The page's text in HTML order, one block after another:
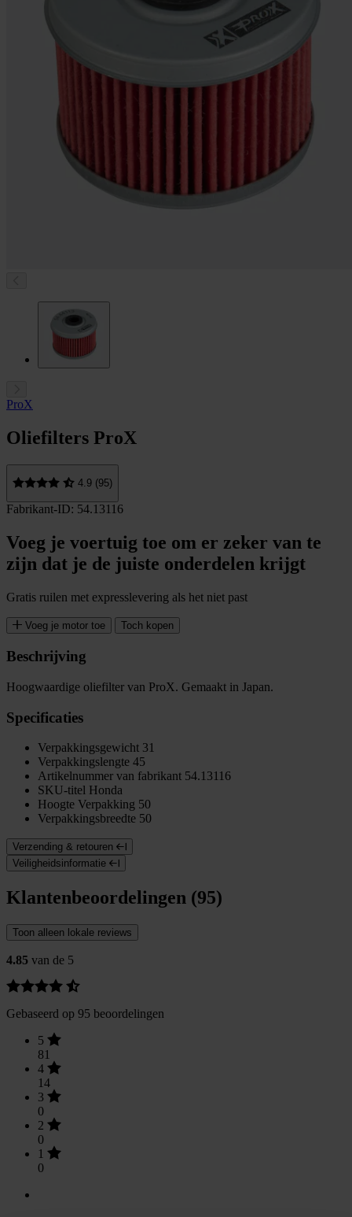
ProX
Oliefilters ProX
4.9 (95)
Fabrikant-ID: 54.13116
Voeg je voertuig toe om er zeker van te
zijn dat je de juiste onderdelen krijgt
Gratis ruilen met expresslevering als het niet past
Voeg je motor toe Toch kopen
Beschrijving
Hoogwaardige oliefilter van ProX. Gemaakt in Japan.
Specificaties
Verpakkingsgewicht 31
Verpakkingslengte 45
Artikelnummer van fabrikant 54.13116
SKU-titel Honda
Hoogte Verpakking 50
Verpakkingsbreedte 50
Verzending & retouren
Veiligheidsinformatie
Klantenbeoordelingen (95)
Toon alleen lokale reviews
4.85 van de 5
Gebaseerd op 95 beoordelingen
5
81
4
14
3
0
2
0
1
0